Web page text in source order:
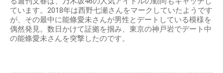
ています。2018年は西野七瀬さんをマークしていたようです
が、その最中に能條愛未さんが男性とデートしている模様を
偶然発見。数日かけて証拠を掴み、東京の神戸岩でデート中
の能條愛未さんを突撃したのです。